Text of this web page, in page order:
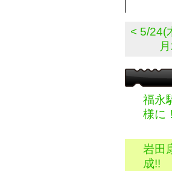
< 5/24(
福永
様に
岩田
成!!